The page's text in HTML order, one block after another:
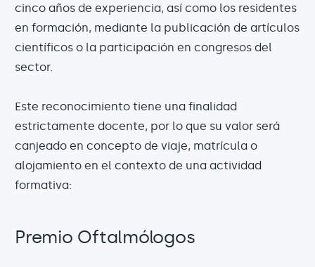
cinco años de experiencia, así como los residentes
en formación, mediante la publicación de artículos
científicos o la participación en congresos del
sector.
Este reconocimiento tiene una finalidad
estrictamente docente, por lo que su valor será
canjeado en concepto de viaje, matrícula o
alojamiento en el contexto de una actividad
formativa:
Premio Oftalmólogos